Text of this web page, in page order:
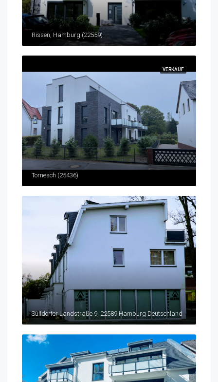
Rissen, Hamburg (22559)
VERKAUF
Tornesch (25436)
Sülldorfer Landstraße 9, 22589 Hamburg Deutschland